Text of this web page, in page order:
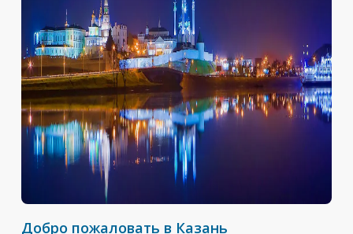
Добро пожаловать в Казань